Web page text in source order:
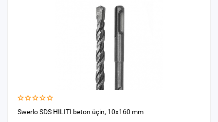
Swerlo SDS HILITI beton üçin, 10х160 mm